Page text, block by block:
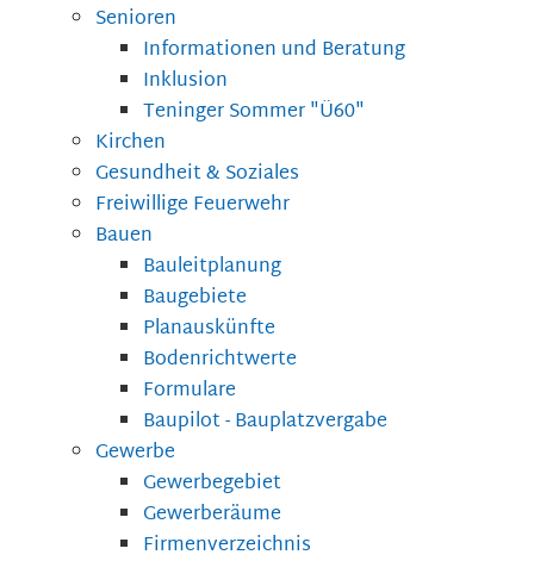
Senioren
Informationen und Beratung
Inklusion
Teninger Sommer "Ü60"
Kirchen
Gesundheit & Soziales
Freiwillige Feuerwehr
Bauen
Bauleitplanung
Baugebiete
Planauskünfte
Bodenrichtwerte
Formulare
Baupilot - Bauplatzvergabe
Gewerbe
Gewerbegebiet
Gewerberäume
Firmenverzeichnis